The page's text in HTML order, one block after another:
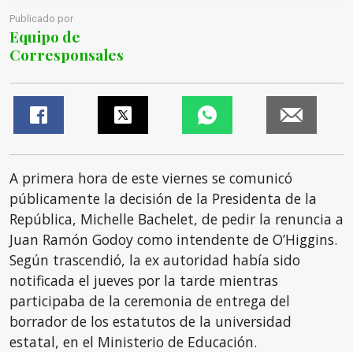
Publicado por
Equipo de
Corresponsales
A primera hora de este viernes se comunicó
públicamente la decisión de la Presidenta de la
República, Michelle Bachelet, de pedir la renuncia a
Juan Ramón Godoy como intendente de O’Higgins.
Según trascendió, la ex autoridad había sido
notificada el jueves por la tarde mientras
participaba de la ceremonia de entrega del
borrador de los estatutos de la universidad
estatal, en el Ministerio de Educación.